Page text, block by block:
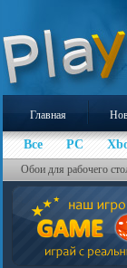
Главная
Все PC
Обои для рабочего